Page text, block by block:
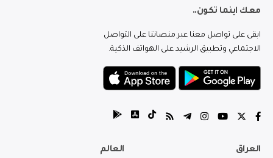
معك اينما تكون..
ابقى على تواصل معنا عبر منصاتنا على التواصل
الاجتماعي وتطبيق الرشيد على الهواتف الذكية.
العراق العالم